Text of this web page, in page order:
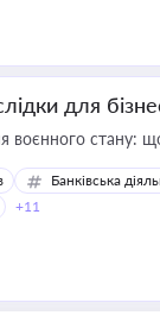
для
воєнного стану:
Банківська
+11